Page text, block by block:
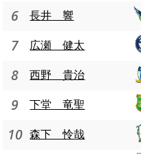
6 長井 響
7 広瀬 健太
8 西野 貴治
9 下堂 竜聖
10 森下 怜哉